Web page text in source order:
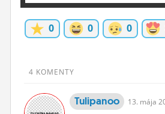
0 0 0
4 KOMENTY
Tulipanoo 13. mája